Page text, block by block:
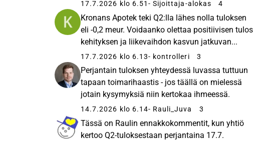
17.7.2026 klo 6.51 - Sijoittaja-alokas 4
Kronans Apotek teki Q2:lla lähes nolla tuloksen
eli -0,2 meur. Voidaanko olettaa positiivisen tulos
kehityksen ja liikevaihdon kasvun jatkuvan...
17.7.2026 klo 6.13- kontrolleri 3
Perjantain tuloksen yhteydessä luvassa tuttuun
tapaan toimarihaastis - jos täällä on mielessä
jotain kysymyksiä niin kertokaa ihmeessä.
14.7.2026 klo 6.14- Rauli_Juva 3
Tässä on Raulin ennakkokommentit, kun yhtiö
kertoo Q2-tuloksestaan perjantaina 17.7.